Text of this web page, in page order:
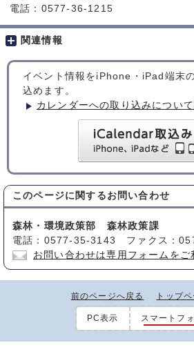
電話：0577-36-1215
関連情報
イベント情報をiPhone・iPad端末
込めます。
カレンダーへの取り込みについ
このページに関する お問い合わせ
森林・環境政策部 森林政策課
電話：0577-35-3143 ファクス：
お問い合わせは専用フォームをご
前のページへ戻る トップ
PC表示 スマートフ